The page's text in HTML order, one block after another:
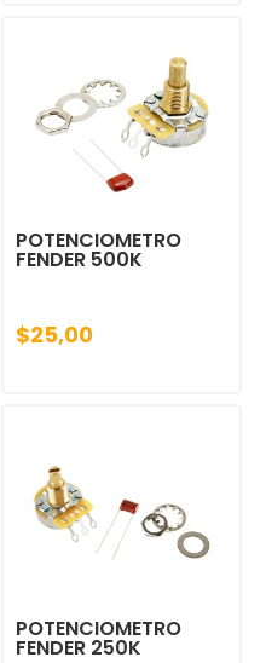
POTENCIOMETRO
FENDER 500K
$25,00
POTENCIOMETRO
FENDER 250K